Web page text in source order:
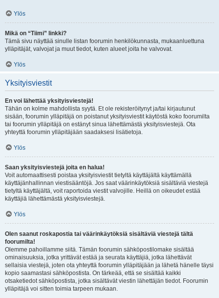
Ylös
Mikä on “Tiimi” linkki?
Tämä sivu näyttää sinulle listan foorumin henkilökunnasta, mukaanluettuna
ylläpitäjät, valvojat ja muut tiedot, kuten alueet joita he valvovat.
Ylös
Yksityisviestit
En voi lähettää yksityisviestejä!
Tähän on kolme mahdollista syytä. Et ole rekisteröitynyt ja/tai kirjautunut
sisään, foorumin ylläpitäjä on poistanut yksityisviestit käytöstä koko foorumilta
tai foorumin ylläpitäjä on estänyt sinua lähettämästä yksityisviestejä. Ota
yhteyttä foorumin ylläpitäjään saadaksesi lisätietoja.
Ylös
Saan yksityisviestejä joita en halua!
Voit automaattisesti poistaa yksityisviestit tietyltä käyttäjältä käyttämällä
käyttäjänhallinnan viestisääntöjä. Jos saat väärinkäytöksiä sisältäviä viestejä
tietyltä käyttäjältä, voit raportoida viestit valvojille. Heillä on oikeudet estää
käyttäjiä lähettämästä yksityisviestejä.
Ylös
Olen saanut roskapostia tai väärinkäytöksiä sisältäviä viestejä tältä
foorumilta!
Olemme pahoillamme siitä. Tämän foorumin sähköpostilomake sisältää
ominaisuuksia, jotka yrittävät estää ja seurata käyttäjiä, jotka lähettävät
sellaisia viestejä, joten ota yhteyttä foorumin ylläpitäjään ja lähetä hänelle täysi
kopio saamastasi sähköpostista. On tärkeää, että se sisältää kaikki
otsaketiedot sähköpostista, jotka sisältävät viestin lähettäjän tiedot. Foorumin
ylläpitäjä voi sitten toimia tarpeen mukaan.